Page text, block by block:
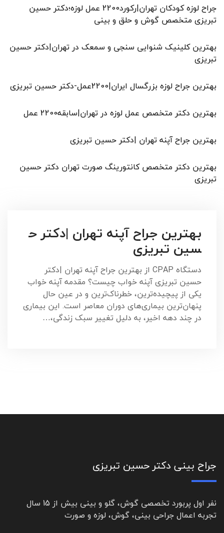
جراح لوزه کودکان تهران|رکورد2200 عمل لوزه؛دکتر حسین
تبریزی متخصص گوش و حلق و بینی
بهترین کلینیک شنوایی سنجی و سمعک در تهران|دکتر حسین
تبریزی
بهترین جراح لوزه بزرگسال ایران|2200عمل-دکتر حسین تبریزی
بهترین دکتر متخصص عمل لوزه در تهران|سابقه2200 عمل
بهترین جراح آپنه تهران |دکتر حسین تبریزی
بهترین دکتر متخصص کانتورینگ صورت تهران دکتر حسین
تبریزی
بهترین جراح آپنه تهران |دکتر ح
سین تبریزی
دستگاه CPAP از بهترین جراح آپنه تهران |دکتر
حسین تبریزی آپنه خواب چیست؟ مقدمه‌ آپنه خواب
یکی از پیچیده‌ترین، خطرناک‌ترین و در عین حال
پنهان‌ترین بیماری‌های دوران معاصر است. این بیماری
در چند دهه اخیر، به دلیل تغییر سبک زندگی،…
جراح بینی دکتر حسین تبریزی
نفر اول پربورد تخصصی گوش، گلو و بینی بیش از 15 سال
تجربه اعمال جراحی بینی، گوش، لوزه و صورت